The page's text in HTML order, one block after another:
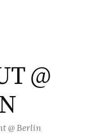
@
@ Berlin